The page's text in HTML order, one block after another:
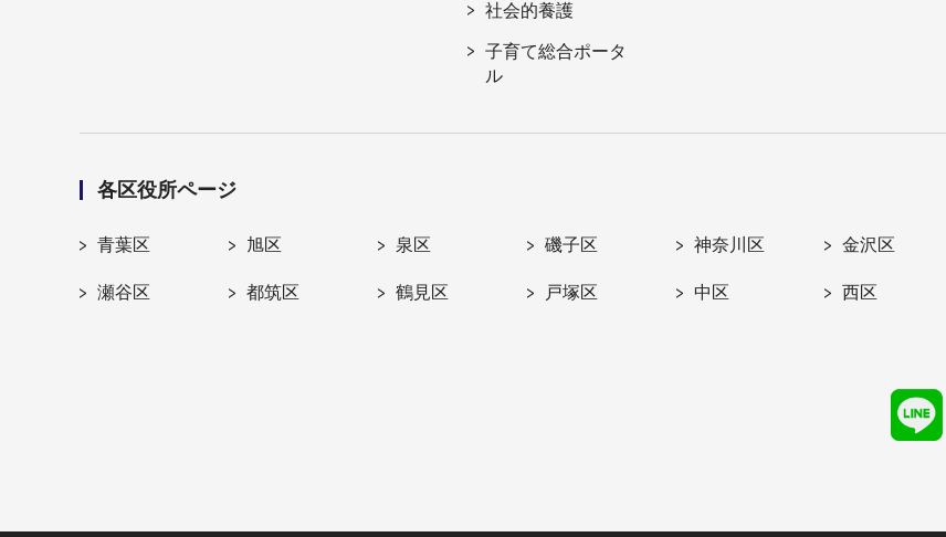
社会的養護
子育て総合ポータ
ル
各区役所ページ
青葉区 旭区 泉区 磯子区 神奈川区 金沢区
瀬谷区 都筑区 鶴見区 戸塚区 中区 西区